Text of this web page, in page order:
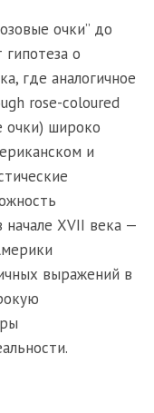
очки” до
о
где аналогичное
rose-coloured
очки) широко
и
начале XVII века —
выражений в